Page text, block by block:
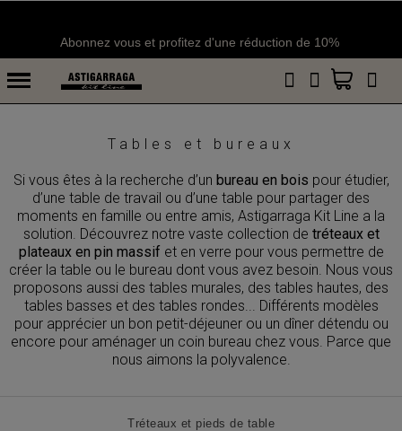
Livraison en une semaine
Tables et bureaux
Si vous êtes à la recherche d’un bureau en bois pour étudier,
d’une table de travail ou d’une table pour partager des
moments en famille ou entre amis, Astigarraga Kit Line a la
solution. Découvrez notre vaste collection de tréteaux et
plateaux en pin massif et en verre pour vous permettre de
créer la table ou le bureau dont vous avez besoin. Nous vous
proposons aussi des tables murales, des tables hautes, des
tables basses et des tables rondes... Différents modèles
pour apprécier un bon petit-déjeuner ou un dîner détendu ou
encore pour aménager un coin bureau chez vous. Parce que
nous aimons la polyvalence.
Tréteaux et pieds de table